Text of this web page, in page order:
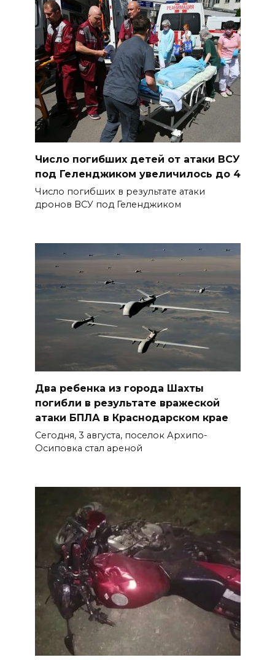
Число погибших детей от атаки ВСУ
под Геленджиком увеличилось до 4
Число погибших в результате атаки
дронов ВСУ под Геленджиком
Два ребенка из города Шахты
погибли в результате вражеской
атаки БПЛА в Краснодарском крае
Сегодня, 3 августа, поселок Архипо-
Осиповка стал ареной